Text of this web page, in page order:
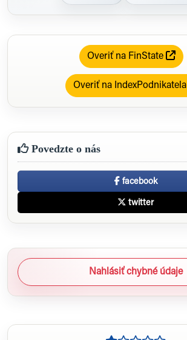
Overiť na FinState
Overiť na IndexPodnikatela
Povedzte o nás
facebook
twitter
Nahlásiť chybné údaje